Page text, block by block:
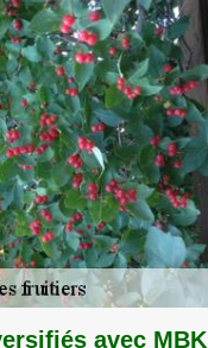
avec MBK